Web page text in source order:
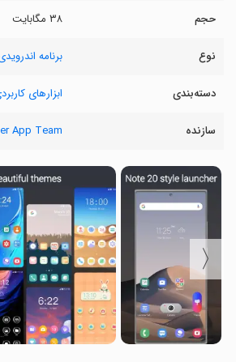
حجم ۳۸ مگابایت
نوع برنامه
دسته‌بندی ابزارهای
سازنده App Team
〈